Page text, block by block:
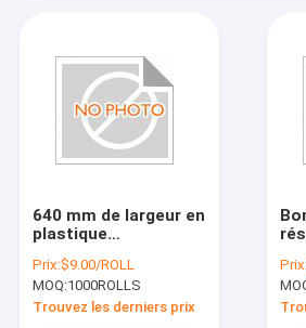
640 mm de largeur en
plastique
résistant à la chaleur
Prix:$9.00/ROLL
MOQ:1000ROLLS
Trouvez les derniers prix